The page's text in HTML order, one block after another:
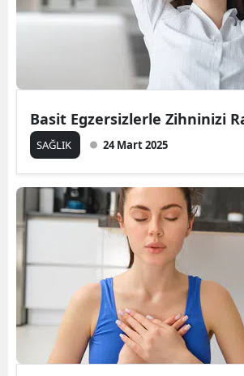
Basit Egzersizlerle Zihninizi
SAĞLIK 24 Mart 2025